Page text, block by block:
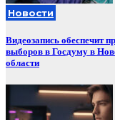
Новости
Видеозапись обеспечит
выборов в Госдуму в
области